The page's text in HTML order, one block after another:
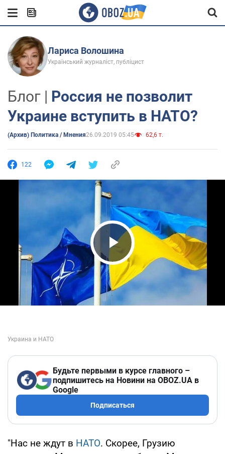
Лариса Волошина
Український журналіст, публіцист
Блог | Россия не позволит
Украине вступить в НАТО?
(Архив) Политика / Мнения26.09.2019 05:45 62,6 т.
122
Play Video
Будьте первыми в курсе главного –
подпишитесь на Новини на OBOZ.UA в
Google
Подписаться
"Нас не ждут в НАТО. Скорее, Грузию